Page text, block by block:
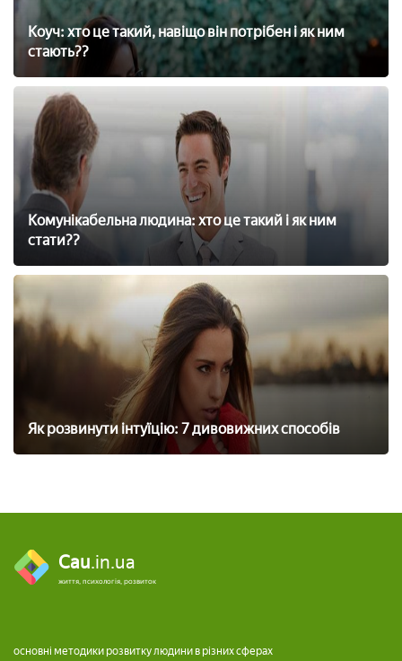
Коуч: хто це такий, навіщо він потрібен і як ним
стають??
Комунікабельна людина: хто це такий і як ним
стати??
Як розвинути інтуїцію: 7 дивовижних способів
Cau.in.ua
життя, психологія, розвиток
основні методики розвитку людини в різних сферах